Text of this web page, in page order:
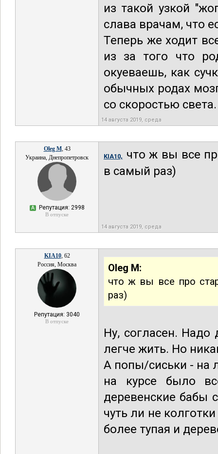
из такой узкой
слава врачам, что
Теперь же ходит
из за того что
окуеваешь, как
обычных родах
со скоростью света.
14 августа 2019, среда
Oleg M, 43
Украина, Днепропетровск
А Репутация: 2998
В отпуске
KIA10,
что ж вы все
в самый раз)
14 августа 2019, среда
KIA10, 62
Россия, Москва
Репутация: 3040
В отпуске
Oleg M:
что ж вы все про
раз)
Ну, согласен. Надо
легче жить. Но
А попы/сиськи - на
на курсе было
деревенские бабы
чуть ли не
более тупая и